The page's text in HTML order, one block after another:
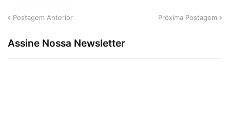
Postagem Anterior Próxima Postagem
Assine Nossa Newsletter